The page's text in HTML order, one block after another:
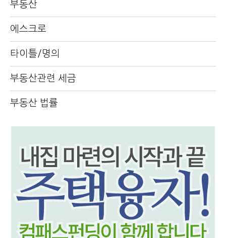
부동산
에스크로
타이틀/명의
부동산관련 세금
부동산 법률